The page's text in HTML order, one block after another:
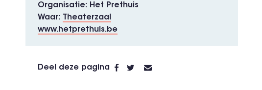
Organisatie
Het Prethuis
Waar
Theaterzaal
www.hetprethuis.be
Deel deze pagina